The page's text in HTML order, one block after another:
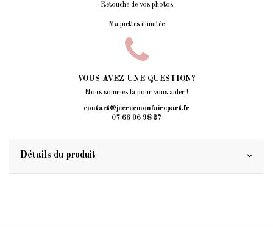
Retouche de vos photos
Maquettes illimitée
VOUS AVEZ UNE QUESTION?
Nous sommes là pour vous aider !
contact@jecreemonfairepart.fr
07 66 06 98 27
Détails du produit